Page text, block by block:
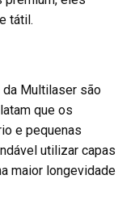
tátil.
Multilaser são
que os
e pequenas
utilizar capas
maior longevidade